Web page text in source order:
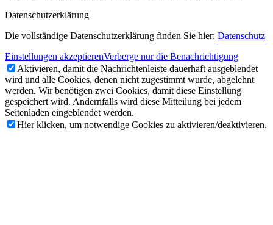
Datenschutzerklärung
Die vollständige Datenschutzerklärung finden Sie hier: Datenschutz
Einstellungen akzeptierenVerberge nur die Benachrichtigung
Aktivieren, damit die Nachrichtenleiste dauerhaft ausgeblendet
wird und alle Cookies, denen nicht zugestimmt wurde, abgelehnt
werden. Wir benötigen zwei Cookies, damit diese Einstellung
gespeichert wird. Andernfalls wird diese Mitteilung bei jedem
Seitenladen eingeblendet werden.
Hier klicken, um notwendige Cookies zu aktivieren/deaktivieren.